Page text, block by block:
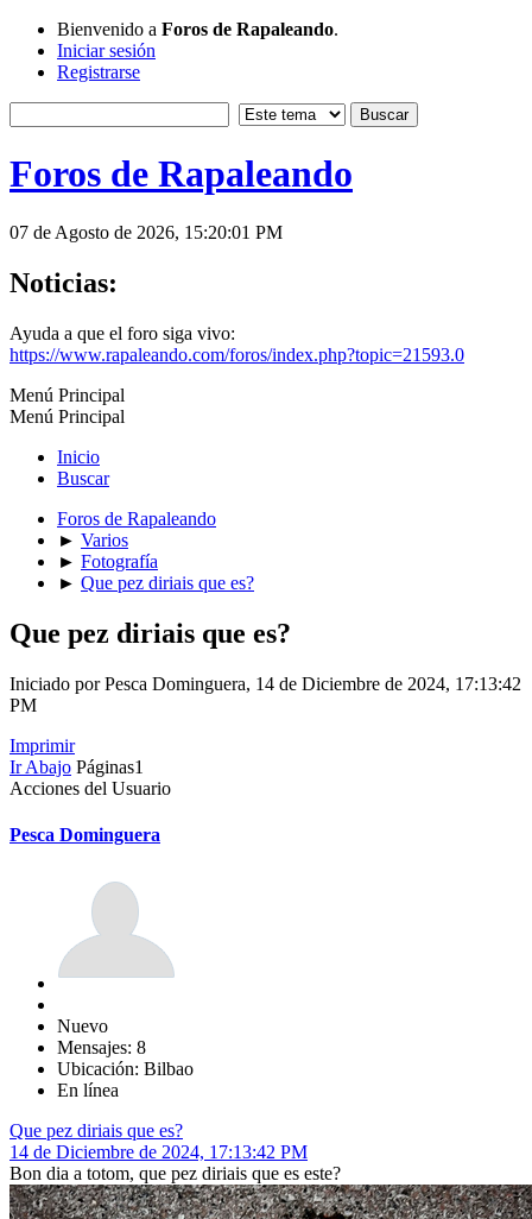
Bienvenido a Foros de Rapaleando.
Iniciar sesión
Registrarse
Foros de Rapaleando
07 de Agosto de 2026, 15:20:01 PM
Noticias:
Ayuda a que el foro siga vivo:
https://www.rapaleando.com/foros/index.php?topic=21593.0
Menú Principal
Menú Principal
Inicio
Buscar
Foros de Rapaleando
► Varios
► Fotografía
► Que pez diriais que es?
Que pez diriais que es?
Iniciado por Pesca Dominguera, 14 de Diciembre de 2024, 17:13:42
PM
Imprimir
Ir Abajo Páginas1
Acciones del Usuario
Pesca Dominguera
Nuevo
Mensajes: 8
Ubicación: Bilbao
En línea
Que pez diriais que es?
14 de Diciembre de 2024, 17:13:42 PM
Bon dia a totom, que pez diriais que es este?